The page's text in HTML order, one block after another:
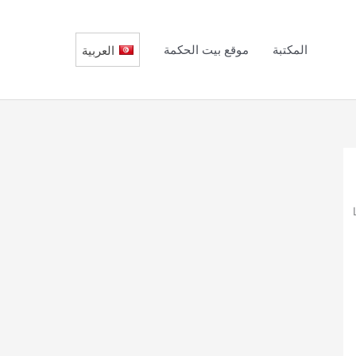
المكتبة موقع بيت الحكمة العربية